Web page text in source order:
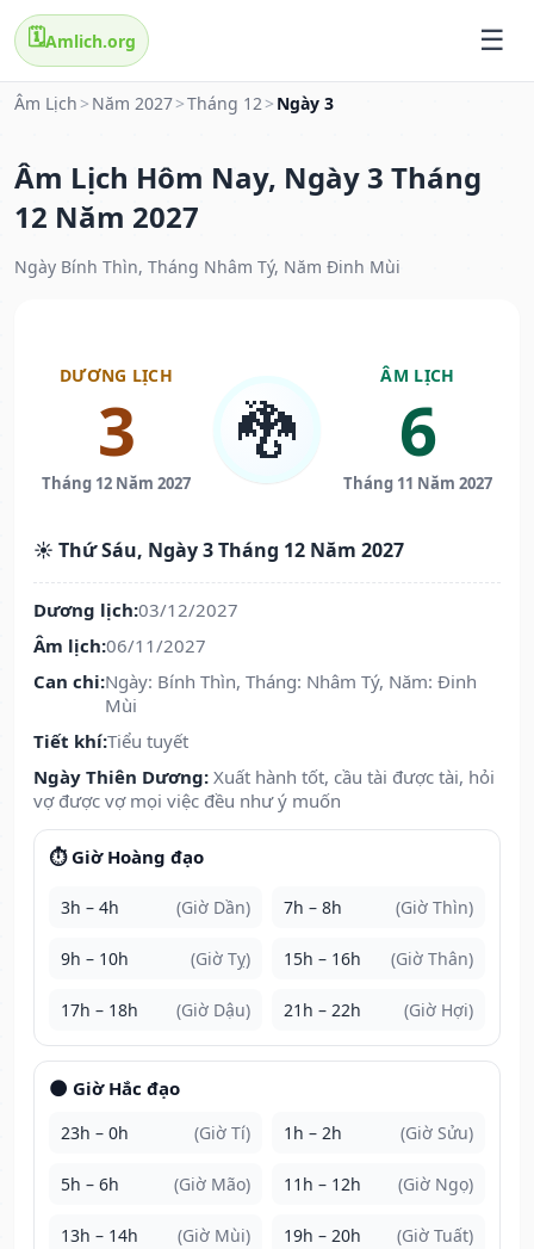
🗓️Amlich.org
Âm Lịch > Năm 2027>Tháng 12> Ngày 3
Âm Lịch Hôm Nay, Ngày 3 Tháng
12 Năm 2027
Ngày Bính Thìn, Tháng Nhâm Tý, Năm Đinh Mùi
DƯƠNG LỊCH
3
Tháng 12 Năm 2027
🐉
ÂM LỊCH
6
Tháng 11 Năm 2027
☀️ Thứ Sáu, Ngày 3 Tháng 12 Năm 2027
Dương lịch:03/12/2027
Âm lịch:06/11/2027
Can chi:Ngày: Bính Thìn, Tháng: Nhâm Tý, Năm: Đinh
Mùi
Tiết khí:Tiểu tuyết
Ngày Thiên Dương: Xuất hành tốt, cầu tài được tài, hỏi
vợ được vợ mọi việc đều như ý muốn
⏱️ Giờ Hoàng đạo
3h – 4h (Giờ Dần) 7h – 8h (Giờ Thìn)
9h – 10h (Giờ Tỵ) 15h – 16h (Giờ Thân)
17h – 18h (Giờ Dậu) 21h – 22h (Giờ Hợi)
🌑 Giờ Hắc đạo
23h – 0h (Giờ Tí) 1h – 2h (Giờ Sửu)
5h – 6h (Giờ Mão) 11h – 12h (Giờ Ngọ)
13h – 14h (Giờ Mùi) 19h – 20h (Giờ Tuất)